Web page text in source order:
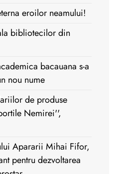
eroilor neamului!
bibliotecilor din
bacauana s-a
nou nume
de produse
Nemirei'',
Apararii Mihai Fifor,
pentru dezvoltarea